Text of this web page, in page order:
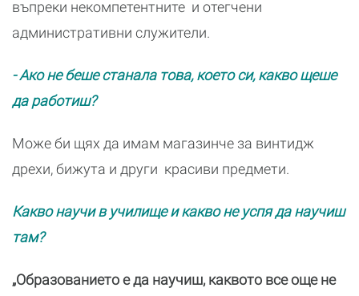
въпреки некомпетентните и отегчени
административни служители.
- Ако не беше станала това, което си, какво щеше
да работиш?
Може би щях да имам магазинче за винтидж
дрехи, бижута и други красиви предмети.
Какво научи в училище и какво не успя да научиш
там?
„Образованието е да научиш, каквото все още не